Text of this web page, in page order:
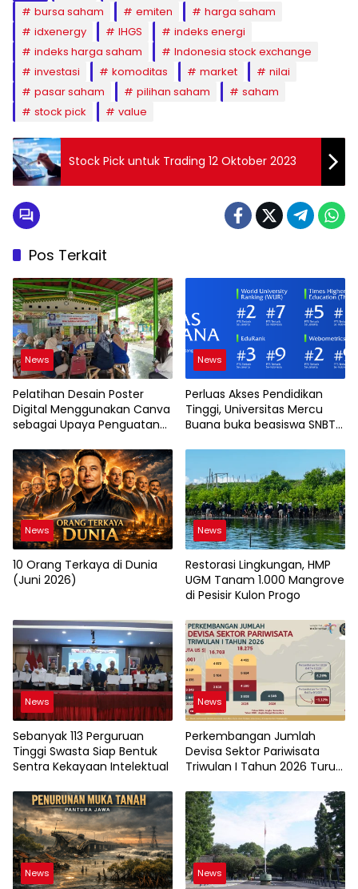
bursa saham
emiten
harga saham
idxenergy
IHGS
indeks energi
indeks harga saham
Indonesia stock exchange
investasi
komoditas market
nilai
pasar saham
pilihan saham
saham
stock pick
value
Stock Pick untuk Trading 12 Oktober 2023
Pos Terkait
News
Pelatihan Desain Poster
Digital Menggunakan Canva
sebagai Upaya Penguatan
Kader PKK Kelurahan Bambu
Apus
News
Perluas Akses Pendidikan
Tinggi, Universitas Mercu
Buana buka beasiswa SNBT
News
10 Orang Terkaya di Dunia
(Juni 2026)
News
Restorasi Lingkungan, HMP
UGM Tanam 1.000 Mangrove
di Pesisir Kulon Progo
News
Sebanyak 113 Perguruan
Tinggi Swasta Siap Bentuk
Sentra Kekayaan Intelektual
News
Perkembangan Jumlah
Devisa Sektor Pariwisata
Triwulan I Tahun 2026 Turun
News News